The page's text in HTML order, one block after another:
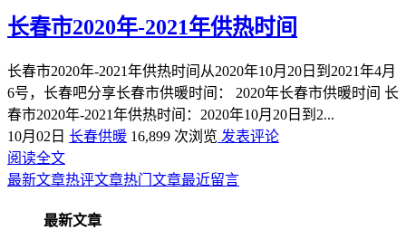
长春市2020年-2021年供热时间
长春市2020年-2021年供热时间从2020年10月20日到2021年4月
6号，长春吧分享长春市供暖时间： 2020年长春市供暖时间 长
春市2020年-2021年供热时间：2020年10月20日到2...
10月02日 长春供暖 16,899 次浏览 发表评论
阅读全文
最新文章热评文章热门文章最近留言
最新文章